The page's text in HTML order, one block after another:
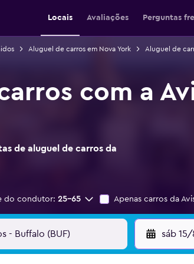
Locais Avaliações Perguntas
Aluguel de carros em Nova York Aluguel de
com a
de aluguel de carros da
do condutor: 25-65 Apenas carros da
sáb 15/